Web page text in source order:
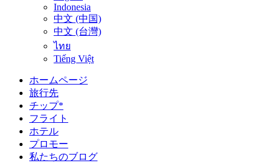
Indonesia
中文 (中国)
中文 (台灣)
ไทย
Tiếng Việt
ホームページ
旅行先
チップ*
フライト
ホテル
プロモー
私たちのブログ